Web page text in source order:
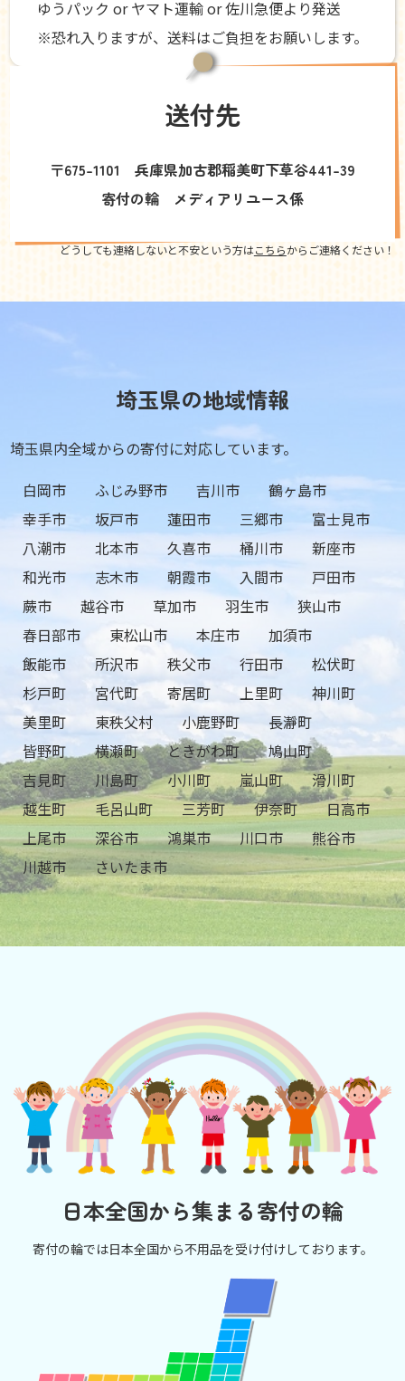
ゆうパック or ヤマト運輸 or 佐川急便より発送
※恐れ入りますが、送料はご負担をお願いします。
送付先
〒675-1101 兵庫県加古郡稲美町下草谷441-39
寄付の輪 メディアリユース係
どうしても連絡しないと不安という方はこちらからご連絡ください！
埼玉県の地域情報
埼玉県内全域からの寄付に対応しています。
白岡市
ふじみ野市 吉川市
鶴ヶ島市
幸手市
坂戸市 蓮田市 三郷市
富士見市
八潮市
北本市 久喜市 桶川市
新座市
和光市
志木市 朝霞市 入間市
戸田市
蕨市
越谷市 草加市 羽生市
狭山市
春日部市
東松山市 本庄市
加須市
飯能市
所沢市 秩父市 行田市
松伏町
杉戸町
宮代町 寄居町 上里町
神川町
美里町
東秩父村 小鹿野町
長瀞町
皆野町
横瀬町 ときがわ町
鳩山町
吉見町
川島町 小川町 嵐山町
滑川町
越生町
毛呂山町 三芳町 伊奈町
日高市
上尾市
深谷市 鴻巣市 川口市
熊谷市
川越市
さいたま市
日本全国から集まる寄付の輪
寄付の輪では日本全国から不用品を受け付けしております。